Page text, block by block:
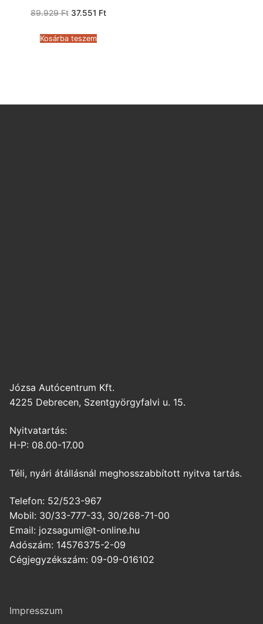
89.929Ft Original
89.929 Ft.
37.551 FtCurrent
Kosárba teszem
Józsa Autócentrum Kft.
4225 Debrecen, Szentgyörgyfalvi u. 15.
Nyitvatartás:
H-P: 08.00-17.00
Téli, nyári átállásnál meghosszabbított nyitva tartás.
Telefon: 52/523-967
Mobil: 30/33-777-33, 30/268-71-00
Email: jozsagumi@t-online.hu
Adószám: 14576375-2-09
Cégjegyzékszám: 09-09-016102
Impresszum